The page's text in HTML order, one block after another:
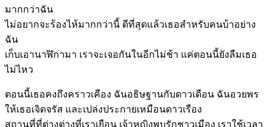
มากกว่าฉัน
ไม่อยากจะร้องไห้มากกว่านี้ ดีที่สุดแล้วเธอสำหรับคนบ้าอย่าง
ฉัน
เก็บเอานาฬิกามา เราจะเจอกันในอีกไม่ช้า แค่ตอนนี้ยังลืมเธอ
ไม่ไหว
ตอนนี้เธอคงถึงคราวเคือง ฉันอธิษฐานกับดาวเดือน ฉันอวยพร
ให้เธอเจิดจรัส และเปล่งประกายเหมือนดาวเรือง
สถานที่ที่ต่างต่างที่เราเยือน เจ้าหญิงพบรักชาวเมือง เราใช้เวลา